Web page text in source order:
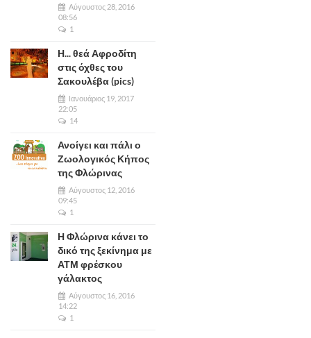
Αύγουστος 28, 2016
08:56
1
Η... θεά Αφροδίτη
στις όχθες του
Σακουλέβα (pics)
Ιανουάριος 19, 2017
22:05
14
Ανοίγει και πάλι ο
Ζωολογικός Κήπος
της Φλώρινας
Αύγουστος 12, 2016
09:45
1
Η Φλώρινα κάνει το
δικό της ξεκίνημα με
ΑΤΜ φρέσκου
γάλακτος
Αύγουστος 16, 2016
14:22
1